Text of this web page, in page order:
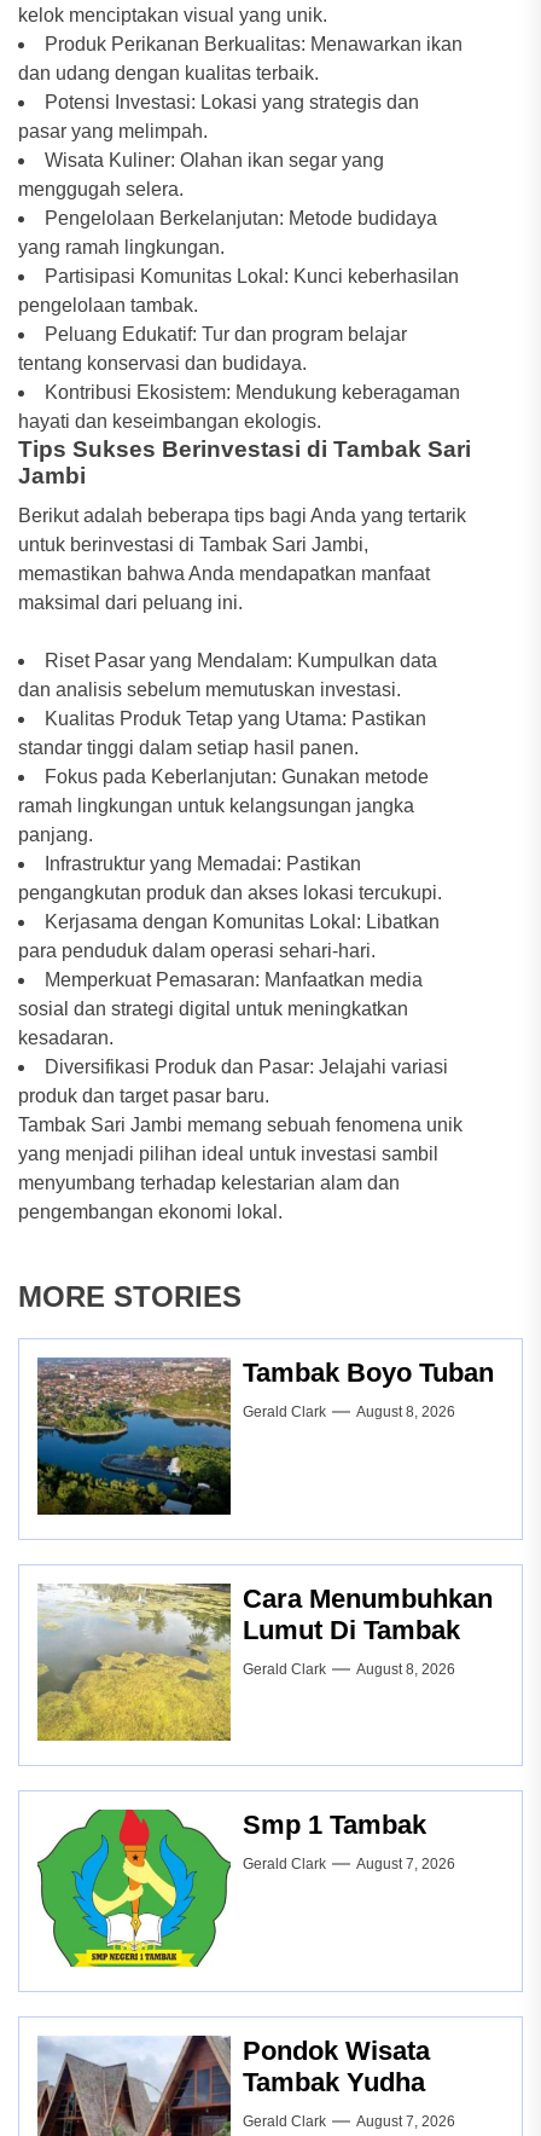
kelok menciptakan visual yang unik.
Produk Perikanan Berkualitas: Menawarkan ikan
dan udang dengan kualitas terbaik.
Potensi Investasi: Lokasi yang strategis dan
pasar yang melimpah.
Wisata Kuliner: Olahan ikan segar yang
menggugah selera.
Pengelolaan Berkelanjutan: Metode budidaya
yang ramah lingkungan.
Partisipasi Komunitas Lokal: Kunci keberhasilan
pengelolaan tambak.
Peluang Edukatif: Tur dan program belajar
tentang konservasi dan budidaya.
Kontribusi Ekosistem: Mendukung keberagaman
hayati dan keseimbangan ekologis.
Tips Sukses Berinvestasi di Tambak Sari
Jambi
Berikut adalah beberapa tips bagi Anda yang tertarik
untuk berinvestasi di Tambak Sari Jambi,
memastikan bahwa Anda mendapatkan manfaat
maksimal dari peluang ini.
Riset Pasar yang Mendalam: Kumpulkan data
dan analisis sebelum memutuskan investasi.
Kualitas Produk Tetap yang Utama: Pastikan
standar tinggi dalam setiap hasil panen.
Fokus pada Keberlanjutan: Gunakan metode
ramah lingkungan untuk kelangsungan jangka
panjang.
Infrastruktur yang Memadai: Pastikan
pengangkutan produk dan akses lokasi tercukupi.
Kerjasama dengan Komunitas Lokal: Libatkan
para penduduk dalam operasi sehari-hari.
Memperkuat Pemasaran: Manfaatkan media
sosial dan strategi digital untuk meningkatkan
kesadaran.
Diversifikasi Produk dan Pasar: Jelajahi variasi
produk dan target pasar baru.
Tambak Sari Jambi memang sebuah fenomena unik
yang menjadi pilihan ideal untuk investasi sambil
menyumbang terhadap kelestarian alam dan
pengembangan ekonomi lokal.
MORE STORIES
Tambak Boyo Tuban
Gerald Clark August 8, 2026
Cara Menumbuhkan
Lumut Di Tambak
Gerald Clark August 8, 2026
Smp 1 Tambak
Gerald Clark August 7, 2026
Pondok Wisata
Tambak Yudha
Gerald Clark August 7, 2026